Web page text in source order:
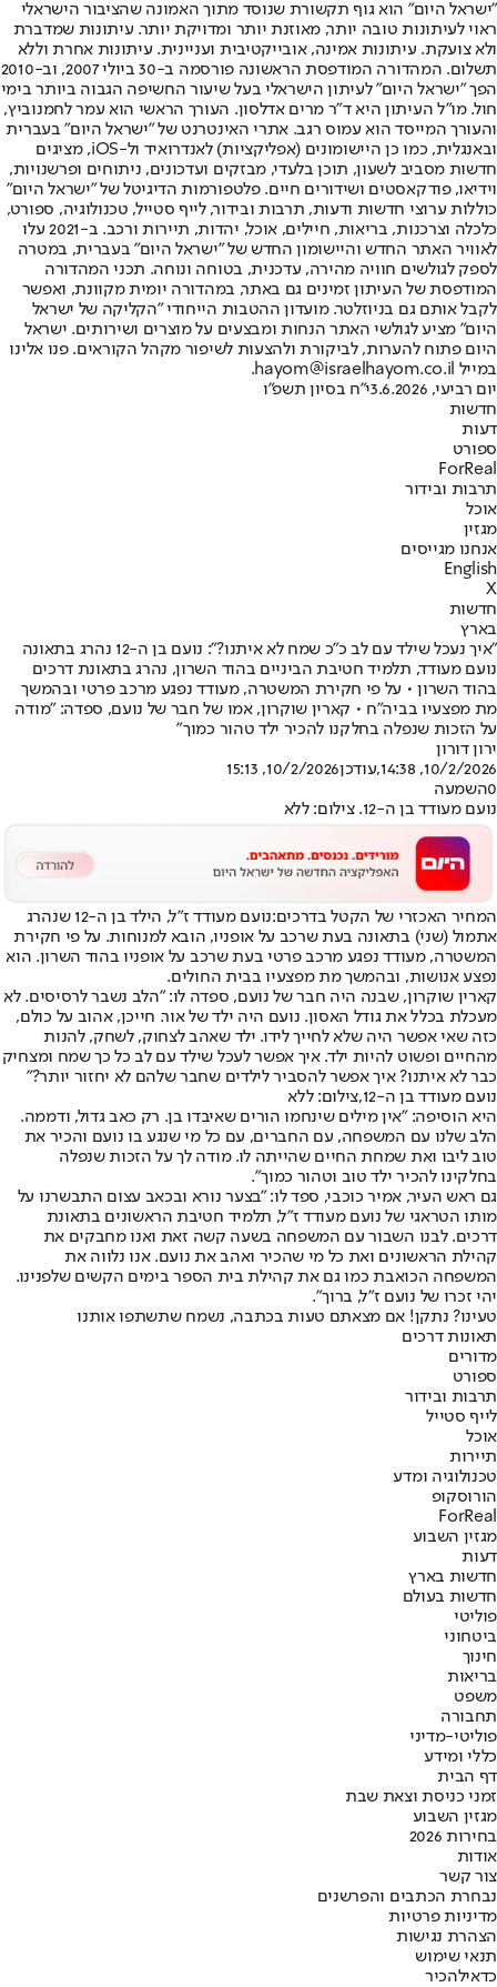
"ישראל היום" הוא גוף תקשורת שנוסד מתוך האמונה שהציבור הישראלי
ראוי לעיתונות טובה יותר, מאוזנת יותר ומדויקת יותר. עיתונות שמדברת
ולא צועקת. עיתונות אמינה, אובייקטיבית ועניינית. עיתונות אחרת וללא
תשלום. המהדורה המודפסת הראשונה פורסמה ב-30 ביולי 2007, וב-2010
הפך "ישראל היום" לעיתון הישראלי בעל שיעור החשיפה הגבוה ביותר בימי
חול. מו"ל העיתון היא ד"ר מרים אדלסון. העורך הראשי הוא עמר לחמנוביץ,
והעורך המייסד הוא עמוס רגב. אתרי האינטרנט של "ישראל היום" בעברית
ובאנגלית, כמו כן היישומונים (אפליקציות) לאנדרואיד ול-iOS, מציגים
חדשות מסביב לשעון, תוכן בלעדי, מבזקים ועדכונים, ניתוחים ופרשנויות,
וידיאו, פודקאסטים ושידורים חיים. פלטפורמות הדיגיטל של "ישראל היום"
כוללות ערוצי חדשות ודעות, תרבות ובידור, לייף סטייל, טכנולוגיה, ספורט,
כלכלה וצרכנות, בריאות, חיילים, אוכל, יהדות, תיירות ורכב. ב-2021 עלו
לאוויר האתר החדש והיישומון החדש של "ישראל היום" בעברית, במטרה
לספק לגולשים חוויה מהירה, עדכנית, בטוחה ונוחה. תכני המהדורה
המודפסת של העיתון זמינים גם באתר, במהדורה יומית מקוונת, ואפשר
לקבל אותם גם בניוזלטר. מועדון ההטבות הייחודי "הקליקה של ישראל
היום" מציע לגולשי האתר הנחות ומבצעים על מוצרים ושירותים. ישראל
היום פתוח להערות, לביקורת ולהצעות לשיפור מקהל הקוראים. פנו אלינו
במייל hayom@israelhayom.co.il.
יום רביעי, 3.6.2026
י"ח בסיון תשפ"ו
חדשות
דעות
ספורט
ForReal
תרבות ובידור
אוכל
מגזין
אנחנו מגייסים
English
X
חדשות
בארץ
"איך נעכל שילד עם לב כ"כ שמח לא איתנו?": נועם בן ה-12 נהרג בתאונה
נועם מעודד, תלמיד חטיבת הביניים בהוד השרון, נהרג בתאונת דרכים
בהוד השרון • על פי חקירת המשטרה, מעודד נפגע מרכב פרטי ובהמשך
מת מפצעיו בביה"ח • קארין שוקרון, אמו של חבר של נועם, ספדה: "מודה
על הזכות שנפלה בחלקנו להכיר ילד טהור כמוך"
ירון דורון
10/2/2026, 14:38
,עודכן10/2/2026, 15:13
0השמעה
נועם מעודד בן ה-12. צילום: ללא
המחיר האכזרי של הקטל בדרכים:
נועם מעודד ז"ל, הילד בן ה-12 שנהרג
אתמול (שני) בתאונה בעת שרכב על אופניו, הובא למנוחות. על פי חקירת
המשטרה, מעודד נפגע מרכב פרטי בעת שרכב על אופניו בהוד השרון. הוא
נפצע אנושות, ובהמשך מת מפצעיו בבית החולים.
קארין שוקרון, שבנה היה חבר של נועם, ספדה לו: "הלב נשבר לרסיסים. לא
מעכלת בכלל את גודל האסון. נועם היה ילד של אור. חייכן, אהוב על כולם,
כזה שאי אפשר היה שלא לחייך לידו. ילד שאהב לצחוק, לשחק, להנות
מהחיים ופשוט להיות ילד. איך אפשר לעכל שילד עם לב כל כך שמח ומצחיק
כבר לא איתנו? איך אפשר להסביר לילדים שחבר שלהם לא יחזור יותר?"
נועם מעודד בן ה-12,צילום: ללא
היא הוסיפה: "אין מילים שינחמו הורים שאיבדו בן. רק כאב גדול, ודממה.
הלב שלנו עם המשפחה, עם החברים, עם כל מי שנגע בו נועם והכיר את
טוב ליבו ואת שמחת החיים שהייתה לו. מודה לך על הזכות שנפלה
בחלקינו להכיר ילד טוב וטהור כמוך".
גם ראש העיר, אמיר כוכבי, ספד לו: "בצער נורא ובכאב עצום התבשרנו על
מותו הטראגי של נועם מעודד ז"ל, תלמיד חטיבת הראשונים בתאונת
דרכים. לבנו השבור עם המשפחה בשעה קשה זאת ואנו מחבקים את
קהילת הראשונים ואת כל מי שהכיר ואהב את נועם. אנו נלווה את
המשפחה הכואבת כמו גם את קהילת בית הספר בימים הקשים שלפנינו.
יהי זכרו של נועם ז"ל, ברוך".
טעינו? נתקן! אם מצאתם טעות בכתבה, נשמח שתשתפו אותנו
תאונות דרכים
מדורים
ספורט
תרבות ובידור
לייף סטייל
אוכל
תיירות
טכנולוגיה ומדע
הורוסקופ
ForReal
מגזין השבוע
דעות
חדשות בארץ
חדשות בעולם
פוליטי
ביטחוני
חינוך
בריאות
משפט
תחבורה
פוליטי-מדיני
כללי ומידע
דף הבית
זמני כניסת וצאת שבת
מגזין השבוע
בחירות 2026
אודות
צור קשר
נבחרת הכתבים והפרשנים
מדיניות פרטיות
הצהרת נגישות
תנאי שימוש
כדאילהכיר